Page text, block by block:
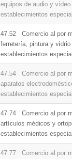
equipos de audio y vídeo
establecimientos
47.52 Comercio al por
ferretería, pintura y vidrio
establecimientos
47.54 Comercio al por
aparatos
establecimientos
47.74 Comercio al por
artículos médicos y
establecimientos
47.77 Comercio al por